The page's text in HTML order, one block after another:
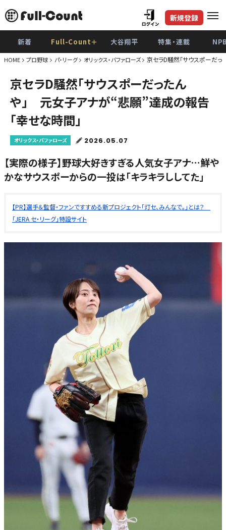
新規登録
新着 Full-Count＋ 大谷翔平 特集・連載
HOME プロ野球 パ・リーグ オリックス・バファローズ 京セラD騒然「サウスポーだ
京セラD騒然「サウスポーだったん
や」 元女子アナが“悲願”達成の報告
「幸せな時間」
オリックス・バファローズ 2026.05.07
【実際の様子】野球大好きすぎる人気女子アナ…鮮や
かなサウスポーからの一投は「キラキラししてた」
【PR】選手＆監督・ファンですすめる新プロジェクト「灯セ、みんなで。」とは？
「JERA セ・リーグ」特設サイト